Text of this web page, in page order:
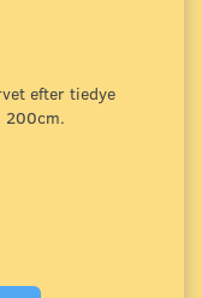
efter tiedye
200cm.